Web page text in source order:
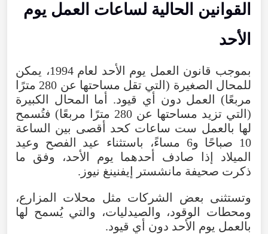
القوانين الحالية لساعات العمل يوم
الأحد
بموجب قانون العمل يوم الأحد لعام 1994، يمكن
للمحال الصغيرة (التي تقل مساحتها عن 280 مترًا
مربعًا) العمل دون أي قيود. أما المحال الكبيرة
(التي تزيد مساحتها عن 280 مترًا مربعًا) فتُسمح
لها بالعمل ست ساعات كحد أقصى بين الساعة
10 صباحًا و6 مساءً، باستثناء عيد الفصح وعيد
الميلاد إذا صادف أحدهما يوم الأحد، وفق ما
ذكرت صحيفة مانشستر إيفنينغ نيوز.
وتستثنى بعض الشركات مثل محلات المزارع،
ومحطات الوقود، والصيدليات، والتي يُسمح لها
بالعمل يوم الأحد دون أي قيود.